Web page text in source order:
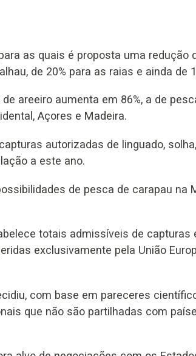
as quais é proposta uma redução
de 20% para as raias e ainda de
areeiro aumenta em 86%, a de
Açores e Madeira.
autorizadas de linguado,
a este ano.
de pesca de carapau na
totais admissíveis de capturas
exclusivamente pela União
com base em pareceres
que não são partilhadas com